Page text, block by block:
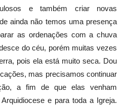
e também criar novas
ainda não temos uma presença
as ordenações com a chuva
do céu, porém muitas vezes
pois ela está muito seca. Dou
mas precisamos continuar
a fim de que elas venham
e para toda a Igreja.